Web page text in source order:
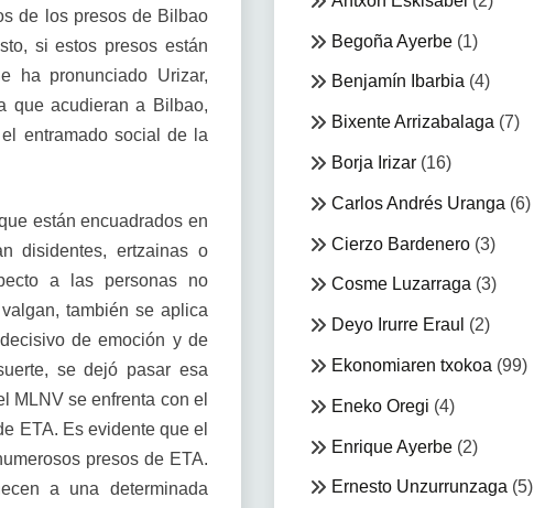
de los presos de Bilbao
si estos presos están
ha pronunciado Urizar,
que acudieran a Bilbao,
entramado social de la
están encuadrados en
disidentes, ertzainas o
a las personas no
también se aplica
de emoción y de
se dejó pasar esa
MLNV se enfrenta con el
ETA. Es evidente que el
presos de ETA.
a una determinada
Begoña Ayerbe(1)
Benjamín Ibarbia (4)
Bixente Arrizabalaga (7)
Borja Irizar(16)
Carlos Andrés Uranga (6)
Cierzo Bardenero(3)
Cosme Luzarraga (3)
Deyo Irurre Eraul (2)
Ekonomiaren txokoa (99)
Eneko Oregi (4)
Enrique Ayerbe(2)
Ernesto Unzurrunzaga (5)